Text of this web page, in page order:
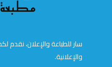
سار للطباعة والإعلان، نقدم
والإعلانية.